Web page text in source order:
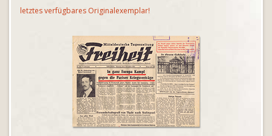
letztes verfügbares Originalexemplar!